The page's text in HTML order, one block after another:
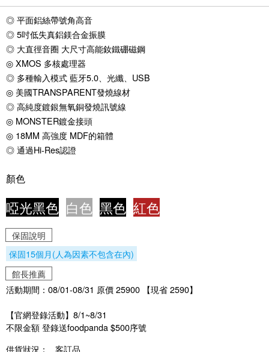
◎ 平面鋁絲帶號角高音
◎ 5吋低失真鋁鎂合金振膜
◎ 大直徑音圈 大尺寸高能釹鐵硼磁鋼
◎ XMOS 多核處理器
◎ 多種輸入模式 藍牙5.0、光纖、USB
◎ 美國TRANSPARENT發燒線材
◎ 高純度鍍銀無氧銅發燒訊號線
◎ MONSTER鍍金接頭
◎ 18MM 高強度 MDF的箱體
◎ 通過Hi-Res認證
顏色
啞光黑色 白色 黑色 紅色
保固說明
保固15個月(人為因素不包含在內)
館長推薦
活動期間：08/01-08/31 原價 25900 【現省 2590】
【官網登錄活動】8/1~8/31
不限金額 登錄送foodpanda $500序號
供貨狀況：
客訂品